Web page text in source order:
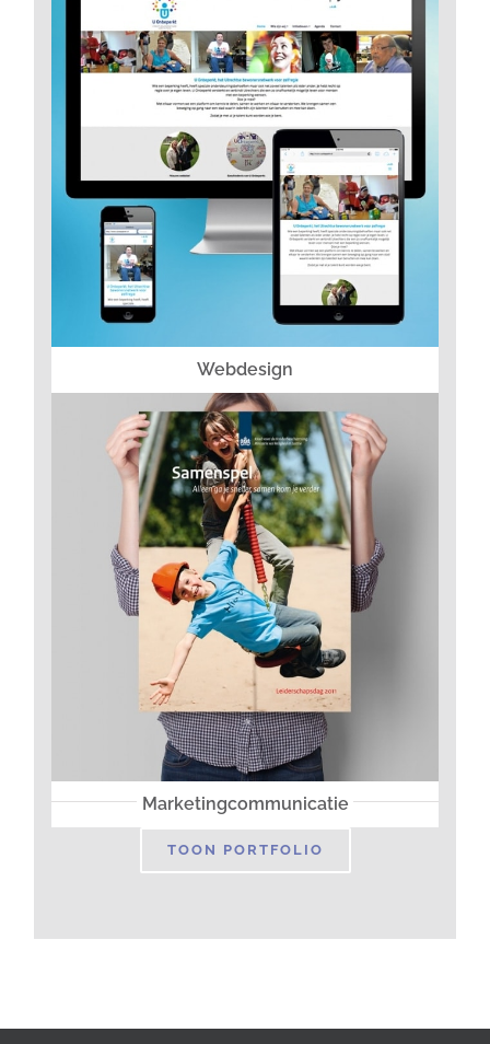
Webdesign
Marketingcommunicatie
TOON PORTFOLIO